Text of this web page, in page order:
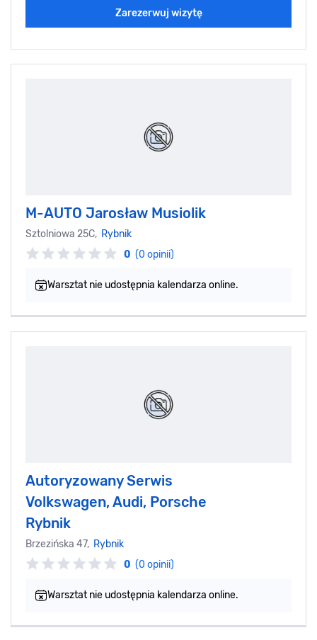
Zarezerwuj wizytę
M-AUTO Jarosław Musiolik
Sztolniowa 25C, Rybnik
0 (0 opinii)
Warsztat nie udostępnia kalendarza online.
Autoryzowany Serwis
Volkswagen, Audi, Porsche
Rybnik
Brzezińska 47, Rybnik
0 (0 opinii)
Warsztat nie udostępnia kalendarza online.